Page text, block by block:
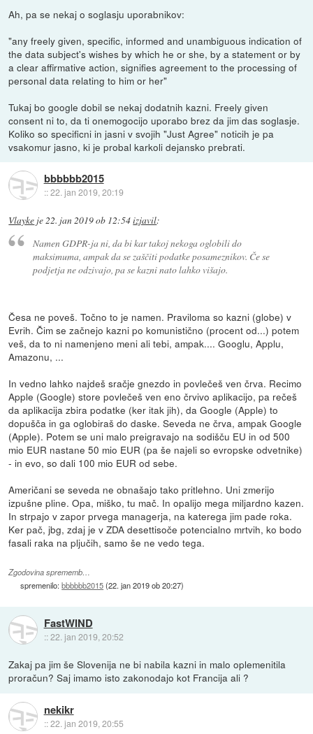
Ah, pa se nekaj o soglasju uporabnikov:
"any freely given, specific, informed and unambiguous indication of
the data subject's wishes by which he or she, by a statement or by
a clear affirmative action, signifies agreement to the processing of
personal data relating to him or her"
Tukaj bo google dobil se nekaj dodatnih kazni. Freely given
consent ni to, da ti onemogocijo uporabo brez da jim das soglasje.
Koliko so specificni in jasni v svojih "Just Agree" noticih je pa
vsakomur jasno, ki je probal karkoli dejansko prebrati.
bbbbbb2015
::22. jan 2019, 20:19
Vlayke je22. jan 2019 ob 12:54izjavil:
Namen GDPR-ja ni, da bi kar takoj nekoga oglobili do
maksimuma, ampak da se zaščiti podatke posameznikov. Če se
podjetja ne odzivajo, pa se kazni nato lahko višajo.
Česa ne poveš. Točno to je namen. Praviloma so kazni (globe) v
Evrih. Čim se začnejo kazni po komunistično (procent od...) potem
veš, da to ni namenjeno meni ali tebi, ampak.... Googlu, Applu,
Amazonu, ...
In vedno lahko najdeš sračje gnezdo in povlečeš ven črva. Recimo
Apple (Google) store povlečeš ven eno črvivo aplikacijo, pa rečeš
da aplikacija zbira podatke (ker itak jih), da Google (Apple) to
dopušča in ga oglobiraš do daske. Seveda ne črva, ampak Google
(Apple). Potem se uni malo preigravajo na sodišču EU in od 500
mio EUR nastane 50 mio EUR (pa še najeli so evropske odvetnike)
- in evo, so dali 100 mio EUR od sebe.
Američani se seveda ne obnašajo tako pritlehno. Uni zmerijo
izpušne pline. Opa, miško, tu mač. In opalijo mega miljardno kazen.
In strpajo v zapor prvega managerja, na katerega jim pade roka.
Ker pač, jbg, zdaj je v ZDA desettisoče potencialno mrtvih, ko bodo
fasali raka na pljučih, samo še ne vedo tega.
Zgodovina sprememb…
spremenilo:bbbbbb2015(22. jan 2019 ob 20:27)
FastWIND
::22. jan 2019, 20:52
Zakaj pa jim še Slovenija ne bi nabila kazni in malo oplemenitila
proračun? Saj imamo isto zakonodajo kot Francija ali ?
nekikr
::22. jan 2019, 20:55